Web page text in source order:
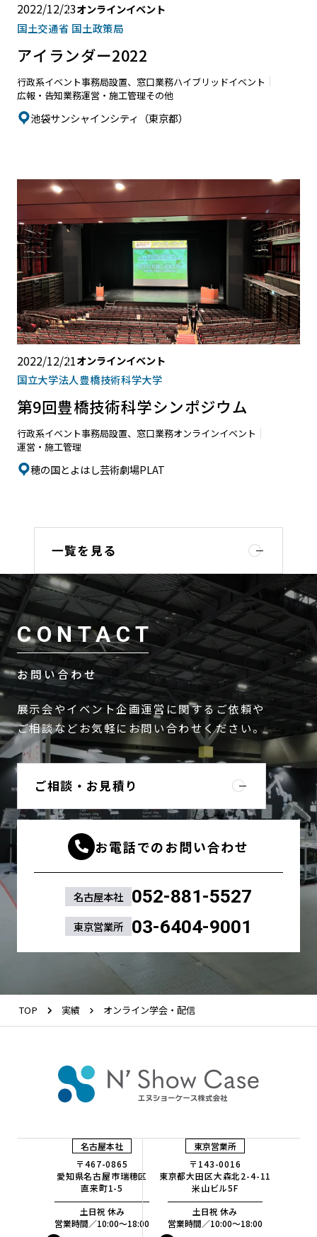
2022/12/23オンラインイベント
国土交通省 国土政策局
アイランダー2022
行政系イベント事務局設置、窓口業務ハイブリッドイベント
広報・告知業務運営・施工管理その他
池袋サンシャインシティ（東京都）
2022/12/21オンラインイベント
国立大学法人豊橋技術科学大学
第9回豊橋技術科学シンポジウム
行政系イベント事務局設置、窓口業務オンラインイベント
運営・施工管理
穂の国とよはし芸術劇場PLAT
一覧を見る
CONTACT
お問い合わせ
展示会やイベント企画運営に関するご依頼や
ご相談などお気軽にお問い合わせください。
ご相談・お見積り
お電話でのお問い合わせ
名古屋本社 052-881-5527
東京営業所 03-6404-9001
TOP 実績 オンライン学会・配信
名古屋本社
〒467-0865
愛知県名古屋市瑞穂区
直来町1-5
土日祝 休み
営業時間／10:00〜18:00
東京営業所
〒143-0016
東京都大田区大森北2-4-11
米山ビル5F
土日祝 休み
営業時間／10:00〜18:00